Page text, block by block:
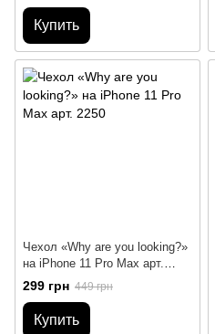
Купить
Чехол «Why are you looking?»
на iPhone 11 Pro Max арт.
2250
299 грн 449 грн
Купить